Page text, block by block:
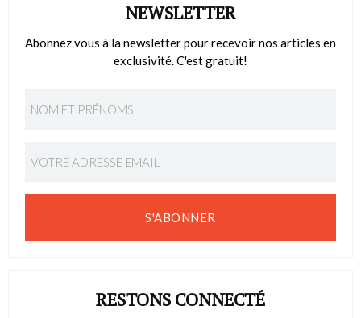
NEWSLETTER
Abonnez vous à la newsletter pour recevoir nos articles en
exclusivité. C'est gratuit!
S'ABONNER
RESTONS CONNECTÉ